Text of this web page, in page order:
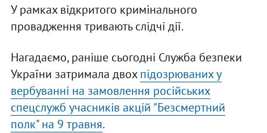
У рамках відкритого кримінального
провадження тривають слідчі дії.
Нагадаємо, раніше сьогодні Служба безпеки
України затримала двохпідозрюваних у
вербуванні на замовлення російських
спецслужб учасників акцій "Безсмертний
полк" на 9 травня.